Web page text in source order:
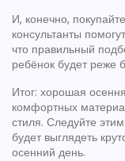
И, конечно,
консультанты
что правильный
ребёнок будет реже
Итог: хорошая
комфортных
стиля. Следуйте
будет выглядеть
осенний день.